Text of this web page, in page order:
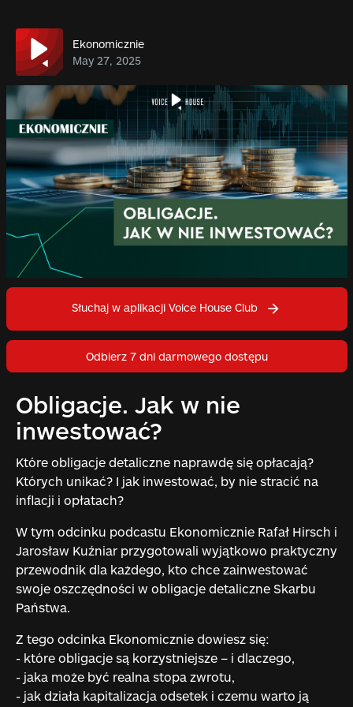
Ekonomicznie
May 27, 2025
Słuchaj w aplikacji Voice House Club
Odbierz 7 dni darmowego dostępu
Obligacje. Jak w nie
inwestować?
Które obligacje detaliczne naprawdę się opłacają?
Których unikać? I jak inwestować, by nie stracić na
inflacji i opłatach?
W tym odcinku podcastu Ekonomicznie Rafał Hirsch i
Jarosław Kuźniar przygotowali wyjątkowo praktyczny
przewodnik dla każdego, kto chce zainwestować
swoje oszczędności w obligacje detaliczne Skarbu
Państwa.
Z tego odcinka Ekonomicznie dowiesz się:
- które obligacje są korzystniejsze – i dlaczego,
- jaka może być realna stopa zwrotu,
- jak działa kapitalizacja odsetek i czemu warto ją